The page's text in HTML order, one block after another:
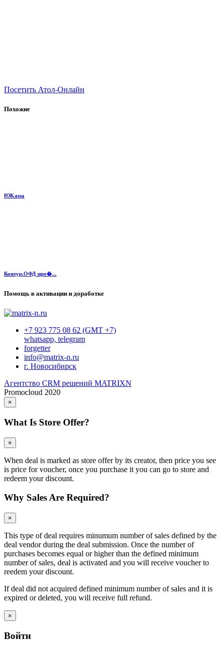
Посетить Атол-Онлайн
Похожие
ЮKassa
Контур.ОФД про�...
Помощь в активации и доработке
+7 923 775 08 62 (GMT +7)
whatsapp, telegram
forgetter
info@matrix-n.ru
г. Новосибирск
Агентство CRM решений MATRIXN
Promocloud 2020
×
What Is Store Offer?
×
When deal is marked as store offer by its creator, then price you see
is price for voucher, once you purchase it you can go to store and
redeem your discount.
Why Sales Are Required?
×
This type of deal requires minumum number of sales defined by the
deal vendor during the deal submission. Once the number of
purchases becomes equal or higher than the defined minimum
number of sales, deal is activated and you will receive voucher to
reedem your discount.
If deal did not acquired defined minimum number of sales and it is
expired or deleted, you will receive full refund.
×
Войти